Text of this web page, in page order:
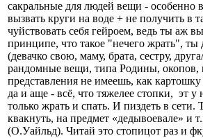
сакральные для людей вещи - особенно
вызвать круги на воде + не получить в
чуйствовать себя гейроем, ведь ты аж
принципе, что такое "нечего жрать",
(девачко свою, маму, брата, сестру,
рандомные вещи, типа Родины, окопов,
представления не имеешь, как
да и аще - всё, что тяжелее стопки, эт
только жрать и спать. И пиздеть в
квакнуть, на предмет «дедывоевале» и
(О.Уайльд). Читай это стопицот раз и